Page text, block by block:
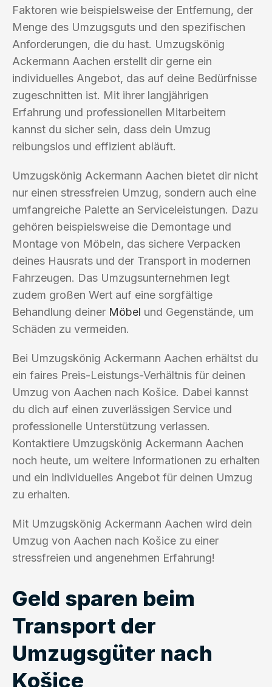
Faktoren wie beispielsweise der Entfernung, der
Menge des Umzugsguts und den spezifischen
Anforderungen, die du hast. Umzugskönig
Ackermann Aachen erstellt dir gerne ein
individuelles Angebot, das auf deine Bedürfnisse
zugeschnitten ist. Mit ihrer langjährigen
Erfahrung und professionellen Mitarbeitern
kannst du sicher sein, dass dein Umzug
reibungslos und effizient abläuft.
Umzugskönig Ackermann Aachen bietet dir nicht
nur einen stressfreien Umzug, sondern auch eine
umfangreiche Palette an Serviceleistungen. Dazu
gehören beispielsweise die Demontage und
Montage von Möbeln, das sichere Verpacken
deines Hausrats und der Transport in modernen
Fahrzeugen. Das Umzugsunternehmen legt
zudem großen Wert auf eine sorgfältige
Behandlung deiner Möbel und Gegenstände, um
Schäden zu vermeiden.
Bei Umzugskönig Ackermann Aachen erhältst du
ein faires Preis-Leistungs-Verhältnis für deinen
Umzug von Aachen nach Košice. Dabei kannst
du dich auf einen zuverlässigen Service und
professionelle Unterstützung verlassen.
Kontaktiere Umzugskönig Ackermann Aachen
noch heute, um weitere Informationen zu erhalten
und ein individuelles Angebot für deinen Umzug
zu erhalten.
Mit Umzugskönig Ackermann Aachen wird dein
Umzug von Aachen nach Košice zu einer
stressfreien und angenehmen Erfahrung!
Geld sparen beim
Transport der
Umzugsgüter nach
Košice